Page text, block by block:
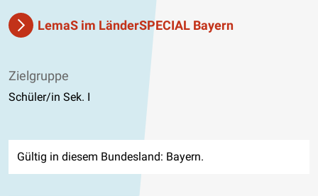
LemaS im LänderSPECIAL Bayern
Zielgruppe
Schüler/in Sek. I
Gültig in diesem Bundesland: Bayern.